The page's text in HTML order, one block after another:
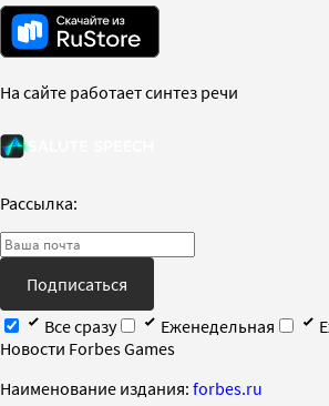
На сайте работает синтез речи
Рассылка:
Подписаться
Все сразу
Еженедельная
Новости Forbes Games
Наименование издания: forbes.ru